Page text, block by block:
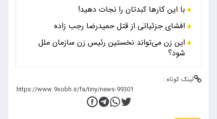
با این کارها کبدتان را نجات دهید!
افشای جزئیاتی از قتل حمیدرضا رجب زاده
این زن می‌تواند نخستین رئیس زن سازمان ملل
شود؟
لینک کوتاه :